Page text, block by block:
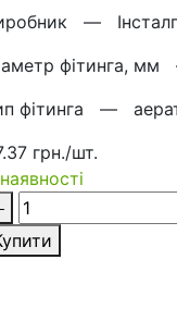
—
фітинга,
фітинга —
грн./шт.